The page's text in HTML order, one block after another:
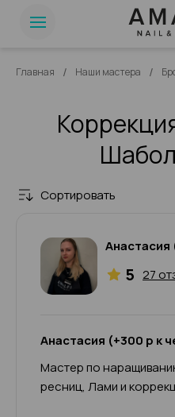
Главная / Наши мастера /
Сортировать
Анастасия
5 27
Анастасия (+300 р к
Мастер по
ресниц, Лами и